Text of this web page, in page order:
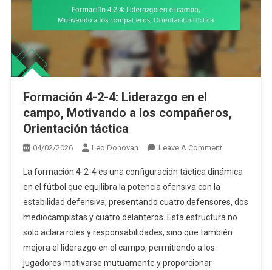
Formación 4-2-4: Liderazgo en el
campo, Motivando a los compañeros,
Orientación táctica
04/02/2026 Leo Donovan Leave A CommentOn
4-
4:
Liderazgo
En
La formación 4-2-4 es una configuración táctica dinámica
en el fútbol que equilibra la potencia ofensiva con la
estabilidad defensiva, presentando cuatro defensores, dos
mediocampistas y cuatro delanteros. Esta estructura no
solo aclara roles y responsabilidades, sino que también
mejora el liderazgo en el campo, permitiendo a los
jugadores motivarse mutuamente y proporcionar